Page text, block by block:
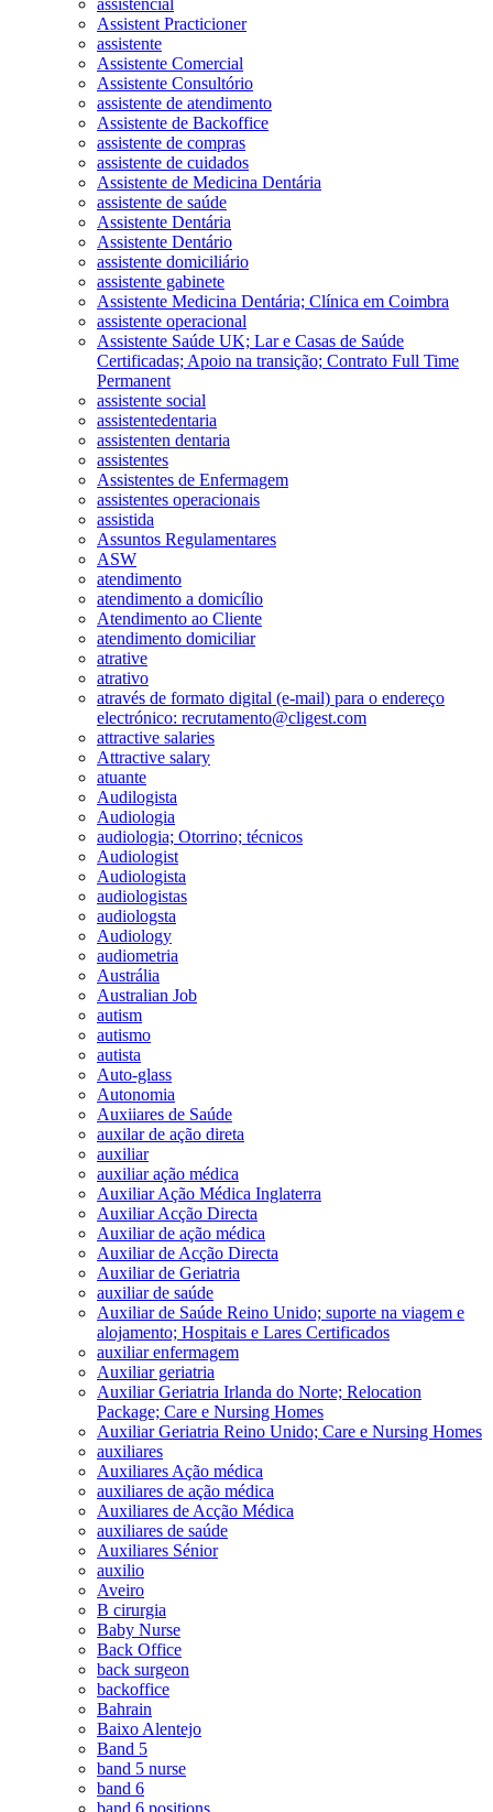
Assistent Practicioner
assistente
Assistente Comercial
Assistente Consultório
assistente de atendimento
Assistente de Backoffice
assistente de compras
assistente de cuidados
Assistente de Medicina Dentária
assistente de saúde
Assistente Dentária
Assistente Dentário
assistente domiciliário
assistente gabinete
Assistente Medicina Dentária; Clínica em Coimbra
assistente operacional
Assistente Saúde UK; Lar e Casas de Saúde
Certificadas; Apoio na transição; Contrato Full Time
Permanent
assistente social
assistentedentaria
assistenten dentaria
assistentes
Assistentes de Enfermagem
assistentes operacionais
assistida
Assuntos Regulamentares
ASW
atendimento
atendimento a domicílio
Atendimento ao Cliente
atendimento domiciliar
atrative
atrativo
através de formato digital (e-mail) para o endereço
electrónico: recrutamento@cligest.com
attractive salaries
Attractive salary
atuante
Audilogista
Audiologia
audiologia; Otorrino; técnicos
Audiologist
Audiologista
audiologistas
audiologsta
Audiology
audiometria
Austrália
Australian Job
autism
autismo
autista
Auto-glass
Autonomia
Auxiiares de Saúde
auxilar de ação direta
auxiliar
auxiliar ação médica
Auxiliar Ação Médica Inglaterra
Auxiliar Acção Directa
Auxiliar de ação médica
Auxiliar de Acção Directa
Auxiliar de Geriatria
auxiliar de saúde
Auxiliar de Saúde Reino Unido; suporte na viagem e
alojamento; Hospitais e Lares Certificados
auxiliar enfermagem
Auxiliar geriatria
Auxiliar Geriatria Irlanda do Norte; Relocation
Package; Care e Nursing Homes
Auxiliar Geriatria Reino Unido; Care e Nursing Homes
auxiliares
Auxiliares Ação médica
auxiliares de ação médica
Auxiliares de Acção Médica
auxiliares de saúde
Auxiliares Sénior
auxilio
Aveiro
B cirurgia
Baby Nurse
Back Office
back surgeon
backoffice
Bahrain
Baixo Alentejo
Band 5
band 5 nurse
band 6
band 6 positions